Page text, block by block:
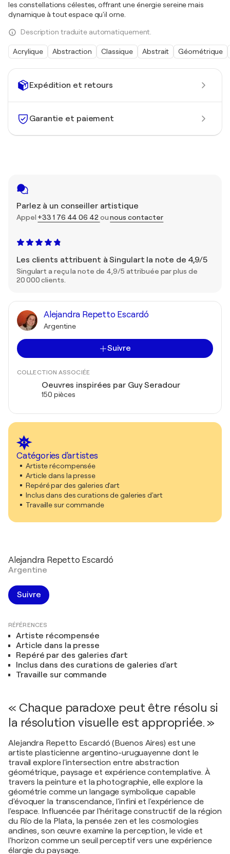
Expédition et retours
Garantie et paiement
Parlez à un conseiller artistique
Appel +33 1 76 44 06 42 ounous contacter
Les clients attribuent à Singulart la note de 4,9/5
Singulart a reçu la note de 4,9/5 attribuée par plus de
20 000 clients.
Alejandra Repetto Escardó
Argentine
Suivre
COLLECTION ASSOCIÉE
Oeuvres inspirées par Guy Seradour
150 pièces
Catégories d'artistes
Artiste récompensée
Article dans la presse
Repéré par des galeries d'art
Inclus dans des curations de galeries d'art
Travaille sur commande
les constellations célestes, offrant une énergie sereine mais
dynamique à tout espace qu'il orne.
Description traduite automatiquement.
Acrylique Abstraction Classique Abstrait Géométrique
Alejandra Repetto Escardó
Argentine
Suivre
RÉFÉRENCES
Artiste récompensée
Article dans la presse
Repéré par des galeries d'art
Inclus dans des curations de galeries d'art
Travaille sur commande
« Chaque paradoxe peut être résolu si
la résolution visuelle est appropriée. »
Alejandra Repetto Escardó (Buenos Aires) est une
artiste plasticienne argentino-uruguayenne dont le
travail explore l'intersection entre abstraction
géométrique, paysage et expérience contemplative. À
travers la peinture et la photographie, elle explore la
géométrie comme un langage symbolique capable
d'évoquer la transcendance, l'infini et l'expérience de
l'espace. Influencée par l'héritage constructif de la région
du Río de la Plata, la pensée zen et les cosmologies
andines, son œuvre examine la perception, le vide et
l'horizon comme un seuil perceptif vers une expérience
élargie du paysage.